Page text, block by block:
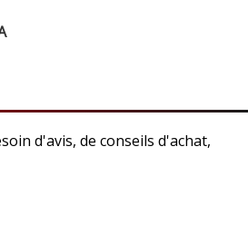
d'avis, de conseils d'achat,